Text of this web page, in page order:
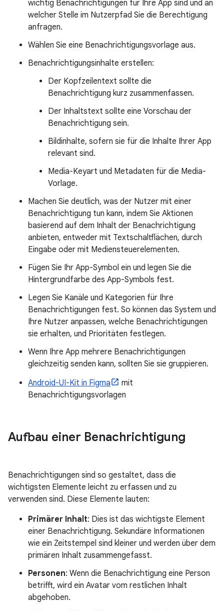
wichtig Benachrichtigungen für Ihre App sind und an
welcher Stelle im Nutzerpfad Sie die Berechtigung
anfragen.
Wählen Sie eine Benachrichtigungsvorlage aus.
Benachrichtigungsinhalte erstellen:
Der Kopfzeilentext sollte die
Benachrichtigung kurz zusammenfassen.
Der Inhaltstext sollte eine Vorschau der
Benachrichtigung sein.
Bildinhalte, sofern sie für die Inhalte Ihrer App
relevant sind.
Media-Keyart und Metadaten für die Media-
Vorlage.
Machen Sie deutlich, was der Nutzer mit einer
Benachrichtigung tun kann, indem Sie Aktionen
basierend auf dem Inhalt der Benachrichtigung
anbieten, entweder mit Textschaltflächen, durch
Eingabe oder mit Mediensteuerelementen.
Fügen Sie Ihr App-Symbol ein und legen Sie die
Hintergrundfarbe des App-Symbols fest.
Legen Sie Kanäle und Kategorien für Ihre
Benachrichtigungen fest. So können das System und
Ihre Nutzer anpassen, welche Benachrichtigungen
sie erhalten, und Prioritäten festlegen.
Wenn Ihre App mehrere Benachrichtigungen
gleichzeitig senden kann, sollten Sie sie gruppieren.
Android-UI-Kit in Figma
mit
Benachrichtigungsvorlagen
Aufbau einer Benachrichtigung
Benachrichtigungen sind so gestaltet, dass die
wichtigsten Elemente leicht zu erfassen und zu
verwenden sind. Diese Elemente lauten:
Primärer Inhalt: Dies ist das wichtigste Element
einer Benachrichtigung. Sekundäre Informationen
wie ein Zeitstempel sind kleiner und werden über dem
primären Inhalt zusammengefasst.
Personen: Wenn die Benachrichtigung eine Person
betrifft, wird ein Avatar vom restlichen Inhalt
abgehoben.